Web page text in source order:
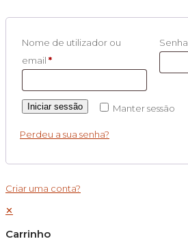
Nome de utilizador ou
email *
Senha
Manter sessão
Iniciar sessão
Perdeu a sua senha?
Criar uma conta?
✕
Carrinho